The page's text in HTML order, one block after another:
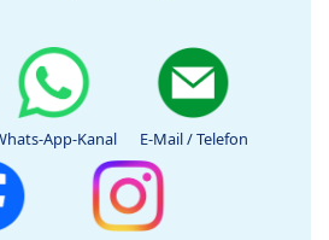
App-Kanal E-Mail / Telefon